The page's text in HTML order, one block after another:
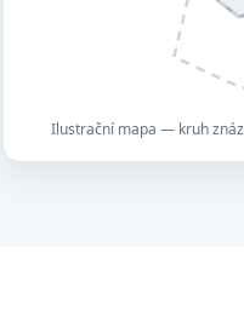
Ilustrační mapa — kruh